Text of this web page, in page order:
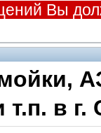
Вы
т.п. в г.